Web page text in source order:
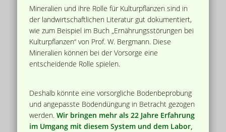
Mineralien und ihre Rolle für Kulturpflanzen sind in
der landwirtschaftlichen Literatur gut dokumentiert,
wie zum Beispiel im Buch „Ernährungsstörungen bei
Kulturpflanzen“ von Prof. W. Bergmann. Diese
Mineralien können bei der Vorsorge eine
entscheidende Rolle spielen.
Deshalb könnte eine vorsorgliche Bodenbeprobung
und angepasste Bodendüngung in Betracht gezogen
werden.Wir bringen mehr als 22 Jahre Erfahrung
im Umgang mit diesem System und dem Labor,